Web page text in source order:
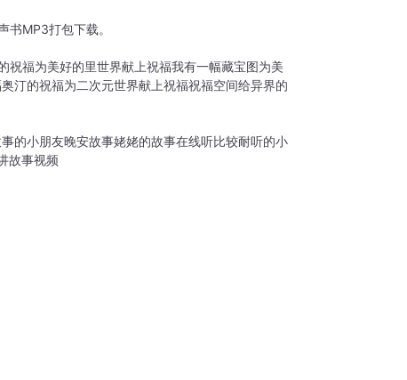
MP3打包下载。
祝福为美好的里世界献上祝福我有一幅藏宝图为美
奥汀的祝福为二次元世界献上祝福祝福空间给异界的
的小朋友晚安故事姥姥的故事在线听比较耐听的小
故事视频